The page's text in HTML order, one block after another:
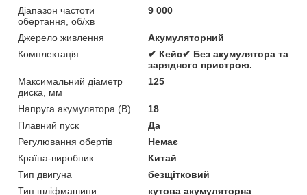
Діапазон частоти
обертання, об/хв
9 000
Джерело живлення
Акумуляторний
Комплектація
✔ Кейс✔ Без акумулятора та
зарядного пристрою.
Максимальний діаметр
диска, мм
125
Напруга акумулятора (В)
18
Плавний пуск
Да
Регулювання обертів
Немає
Країна-виробник
Китай
Тип двигуна
безщітковий
Тип шліфмашини
кутова акумуляторна